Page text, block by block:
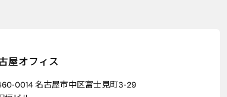
屋オフィス
0014 名古屋市中区富士見町3-29